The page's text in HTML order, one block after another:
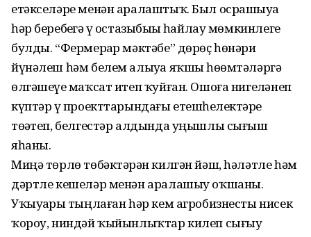
етәкселәре менән аралаштыҡ. Был осрашыуҙа
һәр беребеҙгә үҙ остазыбыҙҙы һайлау мөмкинлеге
булды. “Фермерҙар мәктәбе” дөрөҫ һөнәри
йүнәлеш һәм белем алыуҙа яҡшы һөҙөмтәләргә
өлгәшеүҙе маҡсат итеп ҡуйған. Ошоға нигеҙләнеп
күптәр үҙ проекттарындағы етешһеҙлектәрҙе
төҙәтеп, белгестәр алдында уңышлы сығыш
яһаны.
Миңә төрлө төбәктәрҙән килгән йәш, һәләтле һәм
дәртле кешеләр менән аралашыу оҡшаны.
Уҡыуҙарҙы тыңлаған һәр кем агробизнесты нисек
ҡороу, ниндәй ҡыйынлыҡтар килеп сығыу